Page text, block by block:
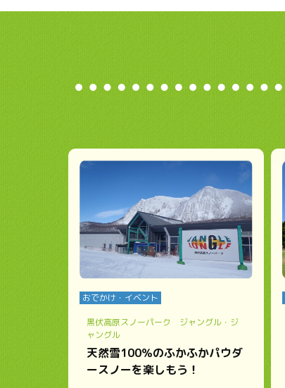
おでかけ・イベント
黒伏高原スノーパーク ジャングル・ジ
ャングル
天然雪100％のふかふかパウダ
ースノーを楽しもう！